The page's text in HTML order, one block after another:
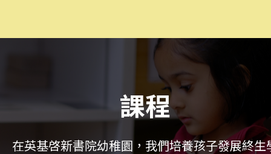
課程
在英基啓新書院幼稚園，我們培養孩子發展終生